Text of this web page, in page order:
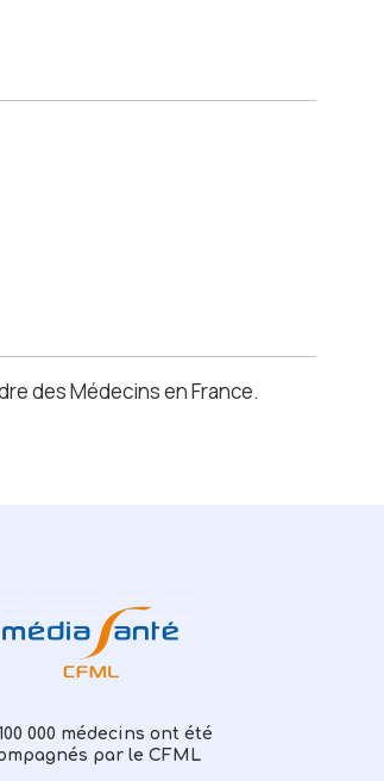
des Médecins en France.
000 médecins ont été
par le CFML